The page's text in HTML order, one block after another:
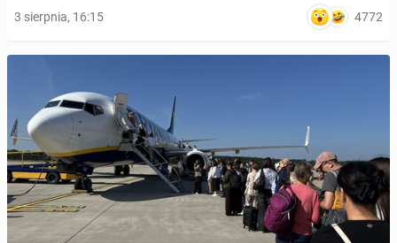
3 sierpnia, 16:15 4772